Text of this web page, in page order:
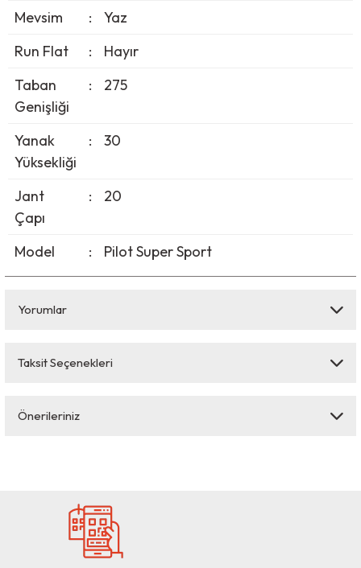
Mevsim :
Yaz
Run Flat
:
Hayır
Taban
Genişliği
: 275
Yanak
Yüksekliği
: 30
Jant
Çapı
: 20
Model : Pilot Super Sport
Yorumlar
Bu ürüne ilk yorumu siz yapın!
Taksit Seçenekleri
Önerileriniz
Ürün resmi kalitesiz, bozuk veya görüntülenemiyor.
Ürün açıklamasında eksik bilgiler bulunuyor.